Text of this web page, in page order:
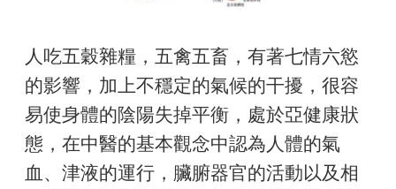
人吃五穀雜糧，五禽五畜，有著七情六慾
的影響，加上不穩定的氣候的干擾，很容
易使身體的陰陽失掉平衡，處於亞健康狀
態，在中醫的基本觀念中認為人體的氣
血、津液的運行，臟腑器官的活動以及相